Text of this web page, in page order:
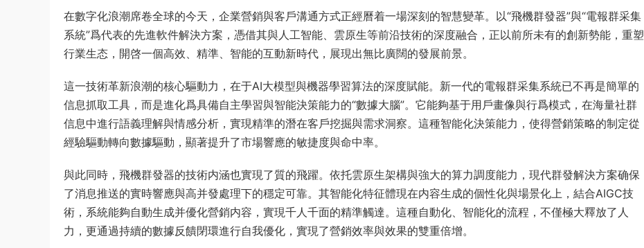
在數字化浪潮席卷全球的今天，企業營銷與客戶溝通方式正經曆着一場深刻的智慧變革。以“飛機群發器”與“電報群采集
系統”爲代表的先進軟件解決方案，憑借其與人工智能、雲原生等前沿技術的深度融合，正以前所未有的創新勢能，重塑
行業生态，開啓一個高效、精準、智能的互動新時代，展現出無比廣闊的發展前景。
這一技術革新浪潮的核心驅動力，在于AI大模型與機器學習算法的深度賦能。新一代的電報群采集系統已不再是簡單的
信息抓取工具，而是進化爲具備自主學習與智能決策能力的“數據大腦”。它能夠基于用戶畫像與行爲模式，在海量社群
信息中進行語義理解與情感分析，實現精準的潛在客戶挖掘與需求洞察。這種智能化決策能力，使得營銷策略的制定從
經驗驅動轉向數據驅動，顯著提升了市場響應的敏捷度與命中率。
與此同時，飛機群發器的技術内涵也實現了質的飛躍。依托雲原生架構與強大的算力調度能力，現代群發解決方案确保
了消息推送的實時響應與高并發處理下的穩定可靠。其智能化特征體現在内容生成的個性化與場景化上，結合AIGC技
術，系統能夠自動生成并優化營銷内容，實現千人千面的精準觸達。這種自動化、智能化的流程，不僅極大釋放了人
力，更通過持續的數據反饋閉環進行自我優化，實現了營銷效率與效果的雙重倍增。